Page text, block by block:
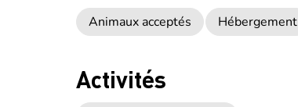
Animaux acceptés Hébergement
Activités